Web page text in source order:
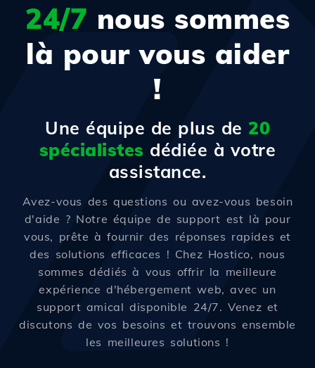
24/7 nous sommes
là pour vous aider
!
Une équipe de plus de 20
spécialistes dédiée à votre
assistance.
Avez-vous des questions ou avez-vous besoin
d'aide ? Notre équipe de support est là pour
vous, prête à fournir des réponses rapides et
des solutions efficaces ! Chez Hostico, nous
sommes dédiés à vous offrir la meilleure
expérience d'hébergement web, avec un
support amical disponible 24/7. Venez et
discutons de vos besoins et trouvons ensemble
les meilleures solutions !